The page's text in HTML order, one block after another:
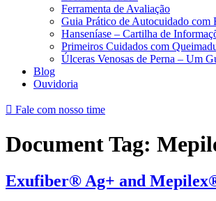
Ferramenta de Avaliação
Guia Prático de Autocuidado com
Hanseníase – Cartilha de
Primeiros Cuidados com
Úlceras Venosas de Perna – Um
Blog
Ouvidoria
Fale com nosso time
Document Tag:
Exufiber® Ag+ and